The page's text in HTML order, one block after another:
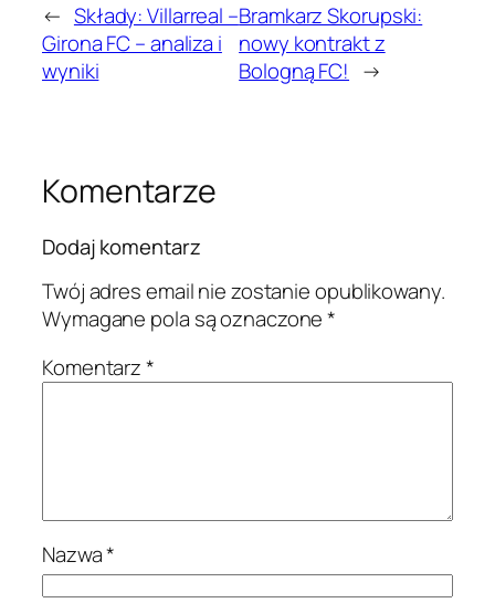
← Składy: Villarreal –
Girona FC – analiza i
wyniki
Bramkarz Skorupski:
nowy kontrakt z
Bologną FC! →
Komentarze
Dodaj komentarz
Twój adres email nie zostanie opublikowany.
Wymagane pola są oznaczone*
Komentarz*
Nazwa*